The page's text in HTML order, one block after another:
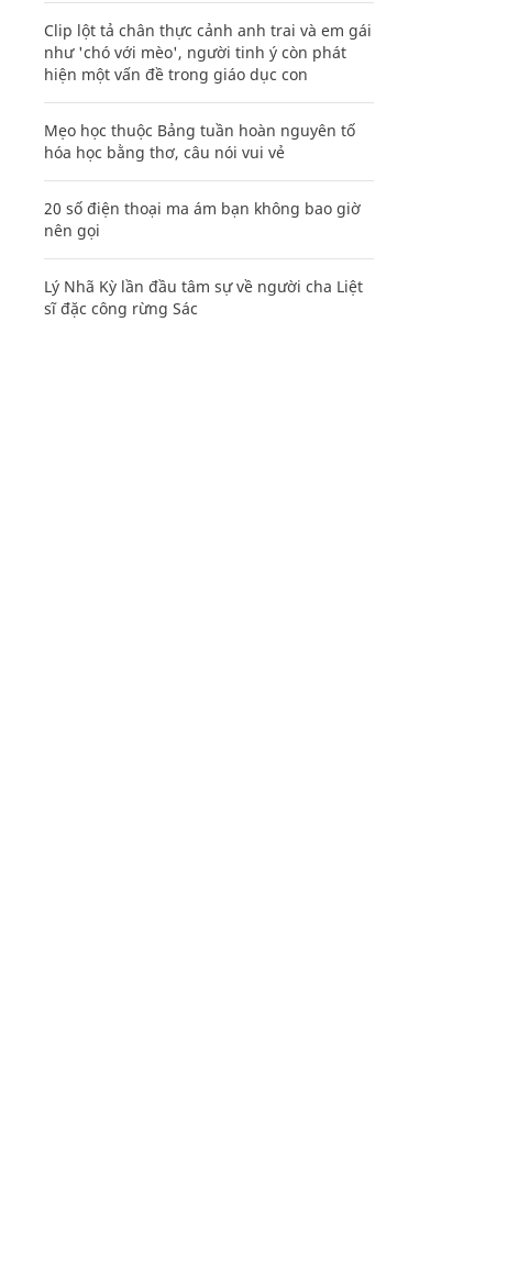
Clip lột tả chân thực cảnh anh trai và em gái
như 'chó với mèo', người tinh ý còn phát
hiện một vấn đề trong giáo dục con
Mẹo học thuộc Bảng tuần hoàn nguyên tố
hóa học bằng thơ, câu nói vui vẻ
20 số điện thoại ma ám bạn không bao giờ
nên gọi
Lý Nhã Kỳ lần đầu tâm sự về người cha Liệt
sĩ đặc công rừng Sác